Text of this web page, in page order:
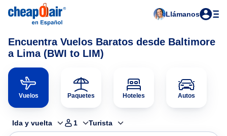
Llámanos
Encuentra Vuelos Baratos desde Baltimore
a Lima (BWI to LIM)
Vuelos Paquetes Hoteles Autos
Ida y vuelta 1 Turista